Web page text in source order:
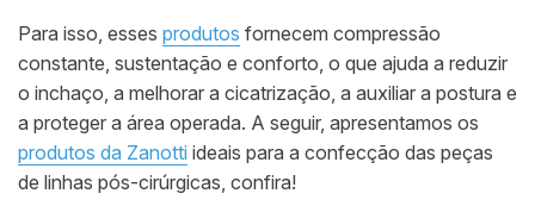
Para isso, esses produtos fornecem compressão
constante, sustentação e conforto, o que ajuda a reduzir
o inchaço, a melhorar a cicatrização, a auxiliar a postura e
a proteger a área operada. A seguir, apresentamos os
produtos da Zanotti ideais para a confecção das peças
de linhas pós-cirúrgicas, confira!